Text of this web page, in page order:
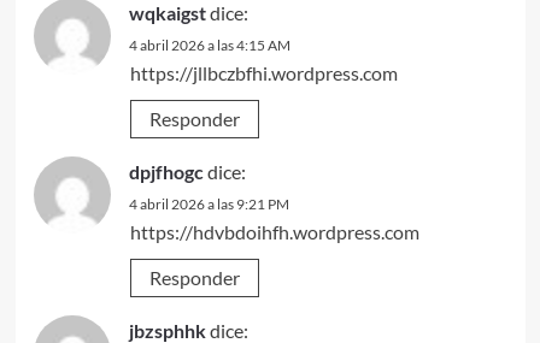
wqkaigstdice:
4 abril 2026 a las 4:15 AM
https://jllbczbfhi.wordpress.com
Responder
dpjfhogcdice:
4 abril 2026 a las 9:21 PM
https://hdvbdoihfh.wordpress.com
Responder
jbzsphhkdice: